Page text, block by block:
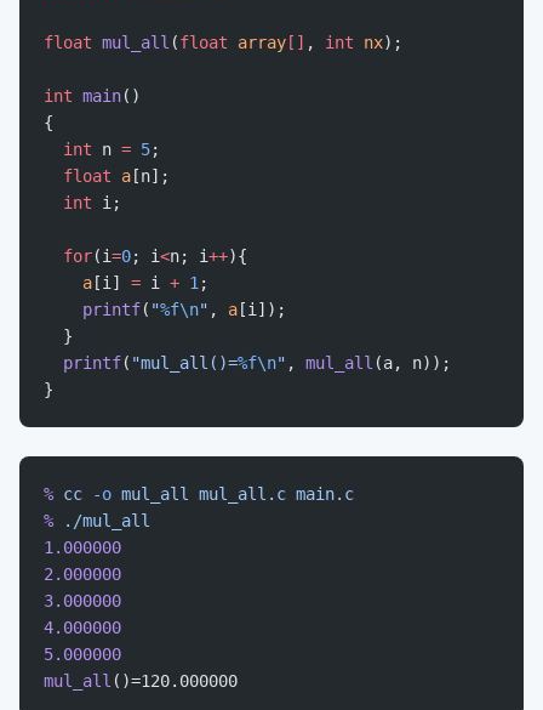
float mul_all (float array [] , int nx);
int main()
{
  int
n = 5;
  float
a [n];
  int
i;
  for
(i=0; i<n; i++){
    a
[i] = i + 1 ;
    printf
( "%f\n" , a [i]);
  }
  printf
( "mul_all()=%f\n" , mul_all (a, n));
}
% cc -o mul_all mul_all.c main.c
% ./mul_all
1.000000
2.000000
3.000000
4.000000
5.000000
mul_all ()=120.000000